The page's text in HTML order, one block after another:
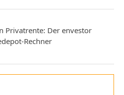
Privatrente: Der envestor
Rechner